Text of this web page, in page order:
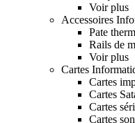
Voir plus
Accessoires
Pate
Rails de
Voir plus
Cartes
Cartes
Cartes
Cartes
Cartes son